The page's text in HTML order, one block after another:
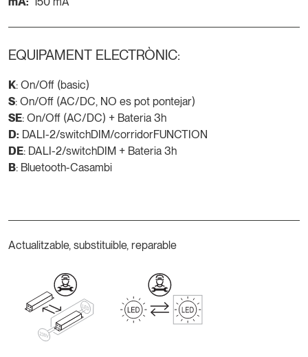
EQUIPAMENT ELECTRÒNIC:
K: On/Off (basic)
S: On/Off (AC/DC, NO es pot pontejar)
SE: On/Off (AC/DC) + Bateria 3h
D: DALI-2/switchDIM/corridorFUNCTION
DE: DALI-2/switchDIM + Bateria 3h
B: Bluetooth-Casambi
Actualitzable, substituible, reparable